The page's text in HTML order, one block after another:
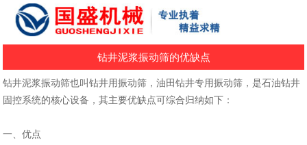
钻井泥浆振动筛的优缺点
钻井泥浆振动筛也叫钻井用振动筛，油田钻井专用振动筛，是石油钻井
固控系统的核心设备，其主要优缺点可综合归纳如下：
一、优点